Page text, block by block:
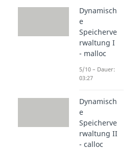
Dynamisch
e
Speicherve
rwaltung I
- malloc
5/10 – Dauer:
03:27
Dynamisch
e
Speicherve
rwaltung II
- calloc